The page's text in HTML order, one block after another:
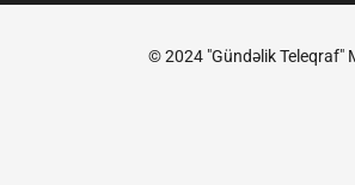
© 2024 "Gündəlik Teleqraf"